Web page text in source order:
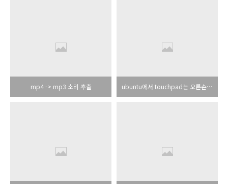
mp4 -> mp3 소리 추출 ubuntu에서 touchpad는 오른손 잡이로, mouse는 왼손 잡이로 설정하기